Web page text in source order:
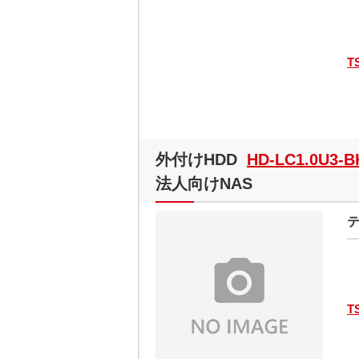
外付けHDD HD-LC1.0U3-
法人向けNAS